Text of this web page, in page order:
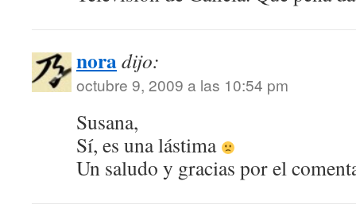
noradijo:
octubre 9, 2009 a las 10:54 pm
Susana,
Sí, es una lástima
Un saludo y gracias por el